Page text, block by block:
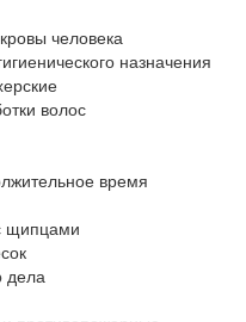
человека
назначения
волос
время
щипцами
дела